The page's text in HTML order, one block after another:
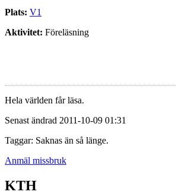
Plats: V1
Aktivitet: Föreläsning
Hela världen får läsa.
Senast ändrad 2011-10-09 01:31
Taggar: Saknas än så länge.
Anmäl missbruk
KTH